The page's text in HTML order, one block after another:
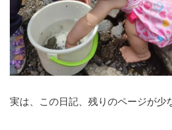
実は、この日記、残りのページが少